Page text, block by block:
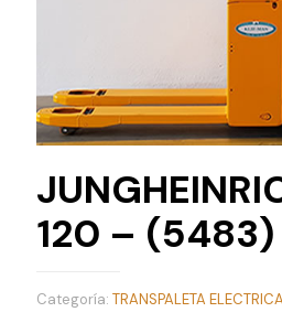
120 – (5483)
Categoría: TRANSPALETA ELECTRICA